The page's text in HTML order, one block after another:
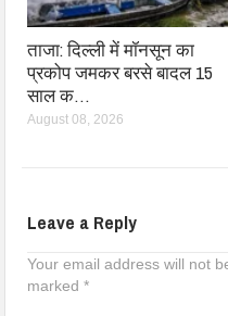
ताजा: दिल्ली में मॉनसून का
प्रकोप जमकर बरसे बादल 15
साल क…
August 08, 2026
Leave a Reply
Your email address will not
marked*